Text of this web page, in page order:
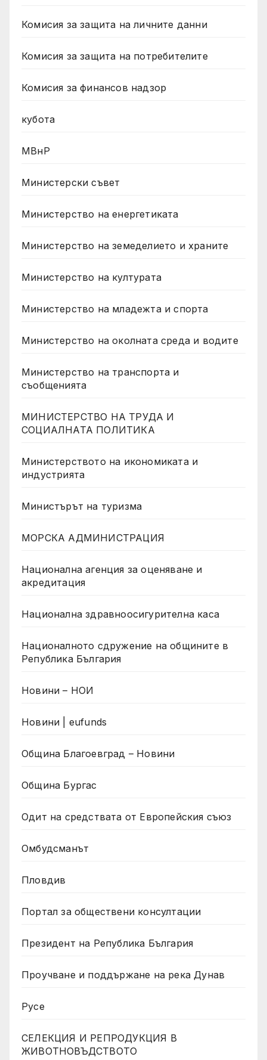
Комисия за защита на личните данни
Комисия за защита на потребителите
Комисия за финансов надзор
кубота
МВнР
Министерски съвет
Министерство на енергетиката
Министерство на земеделието и храните
Министерство на културата
Министерство на младежта и спорта
Министерство на околната среда и водите
Министерство на транспорта и
съобщенията
МИНИСТЕРСТВО НА ТРУДА И
СОЦИАЛНАТА ПОЛИТИКА
Министерството на икономиката и
индустрията
Министърът на туризма
МОРСКА АДМИНИСТРАЦИЯ
Национална агенция за оценяване и
акредитация
Национална здравноосигурителна каса
Националното сдружение на общините в
Република България
Новини – НОИ
Новини | eufunds
Община Благоевград – Новини
Община Бургас
Одит на средствата от Европейския съюз
Омбудсманът
Пловдив
Портал за обществени консултации
Президент на Република България
Проучване и поддържане на река Дунав
Русе
СЕЛЕКЦИЯ И РЕПРОДУКЦИЯ В
ЖИВОТНОВЪДСТВОТО